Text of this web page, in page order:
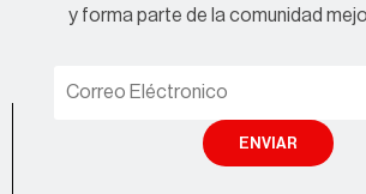
y forma parte de la comunidad
ENVIAR